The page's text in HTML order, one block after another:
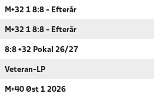
M+32 1 8:8 - Efterår
M+32 1 8:8 - Efterår
8:8 +32 Pokal 26/27
Veteran-LP
M+40 Øst 1 2026